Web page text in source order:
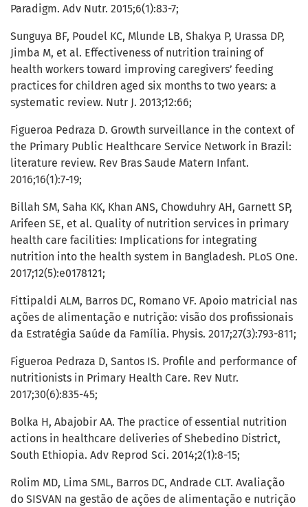
Paradigm. Adv Nutr. 2015;6(1):83-7;
Sunguya BF, Poudel KC, Mlunde LB, Shakya P, Urassa DP,
Jimba M, et al. Effectiveness of nutrition training of
health workers toward improving caregivers’ feeding
practices for children aged six months to two years: a
systematic review. Nutr J. 2013;12:66;
Figueroa Pedraza D. Growth surveillance in the context of
the Primary Public Healthcare Service Network in Brazil:
literature review. Rev Bras Saude Matern Infant.
2016;16(1):7-19;
Billah SM, Saha KK, Khan ANS, Chowduhry AH, Garnett SP,
Arifeen SE, et al. Quality of nutrition services in primary
health care facilities: Implications for integrating
nutrition into the health system in Bangladesh. PLoS One.
2017;12(5):e0178121;
Fittipaldi ALM, Barros DC, Romano VF. Apoio matricial nas
ações de alimentação e nutrição: visão dos profissionais
da Estratégia Saúde da Família. Physis. 2017;27(3):793-811;
Figueroa Pedraza D, Santos IS. Profile and performance of
nutritionists in Primary Health Care. Rev Nutr.
2017;30(6):835-45;
Bolka H, Abajobir AA. The practice of essential nutrition
actions in healthcare deliveries of Shebedino District,
South Ethiopia. Adv Reprod Sci. 2014;2(1):8-15;
Rolim MD, Lima SML, Barros DC, Andrade CLT. Avaliação
do SISVAN na gestão de ações de alimentação e nutrição